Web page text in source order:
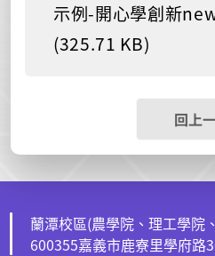
示例-開心學創新
(325.71 KB)
回上
蘭潭校區(農學院、理工學院
600355嘉義市鹿寮里學府路